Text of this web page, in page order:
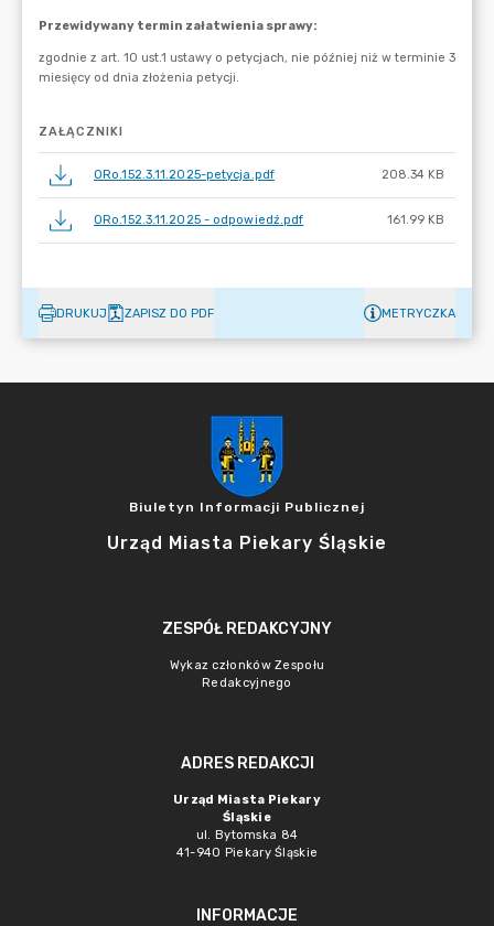
ZAŁĄCZNIKI
ORo.152.3.11.2025-petycja.pdf 208.34 KB
ORo.152.3.11.2025 - odpowiedź.pdf 161.99 KB
DRUKUJ ZAPISZ DO PDF METRYCZKA
Biuletyn Informacji Publicznej
Urząd Miasta Piekary Śląskie
ZESPÓŁ REDAKCYJNY
Wykaz członków Zespołu
Redakcyjnego
ADRES REDAKCJI
Urząd Miasta Piekary
Śląskie
ul. Bytomska 84
41-940 Piekary Śląskie
INFORMACJE